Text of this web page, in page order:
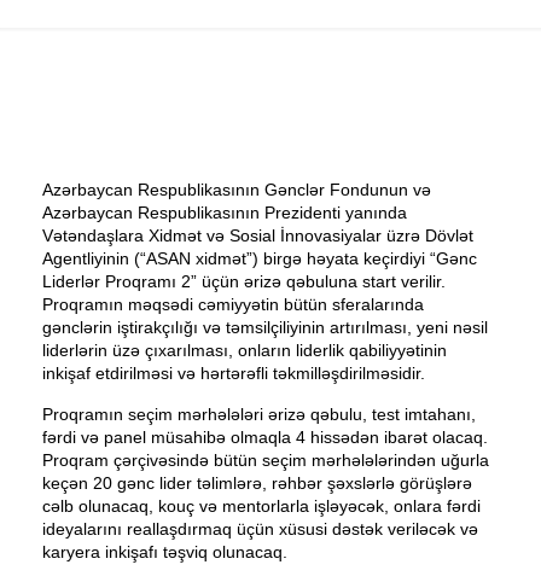
Azərbaycan Respublikasının Gənclər Fondunun və
Azərbaycan Respublikasının Prezidenti yanında
Vətəndaşlara Xidmət və Sosial İnnovasiyalar üzrə Dövlət
Agentliyinin (“ASAN xidmət”) birgə həyata keçirdiyi “Gənc
Liderlər Proqramı 2” üçün ərizə qəbuluna start verilir.
Proqramın məqsədi cəmiyyətin bütün sferalarında
gənclərin iştirakçılığı və təmsilçiliyinin artırılması, yeni nəsil
liderlərin üzə çıxarılması, onların liderlik qabiliyyətinin
inkişaf etdirilməsi və hərtərəfli təkmilləşdirilməsidir.
Proqramın seçim mərhələləri ərizə qəbulu, test imtahanı,
fərdi və panel müsahibə olmaqla 4 hissədən ibarət olacaq.
Proqram çərçivəsində bütün seçim mərhələlərindən uğurla
keçən 20 gənc lider təlimlərə, rəhbər şəxslərlə görüşlərə
cəlb olunacaq, kouç və mentorlarla işləyəcək, onlara fərdi
ideyalarını reallaşdırmaq üçün xüsusi dəstək veriləcək və
karyera inkişafı təşviq olunacaq.